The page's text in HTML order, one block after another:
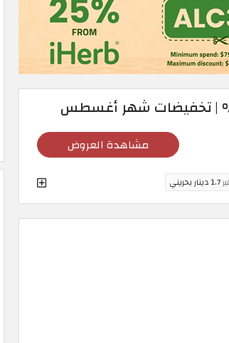
مشاهدة العروض
1.7 دينار بحريني